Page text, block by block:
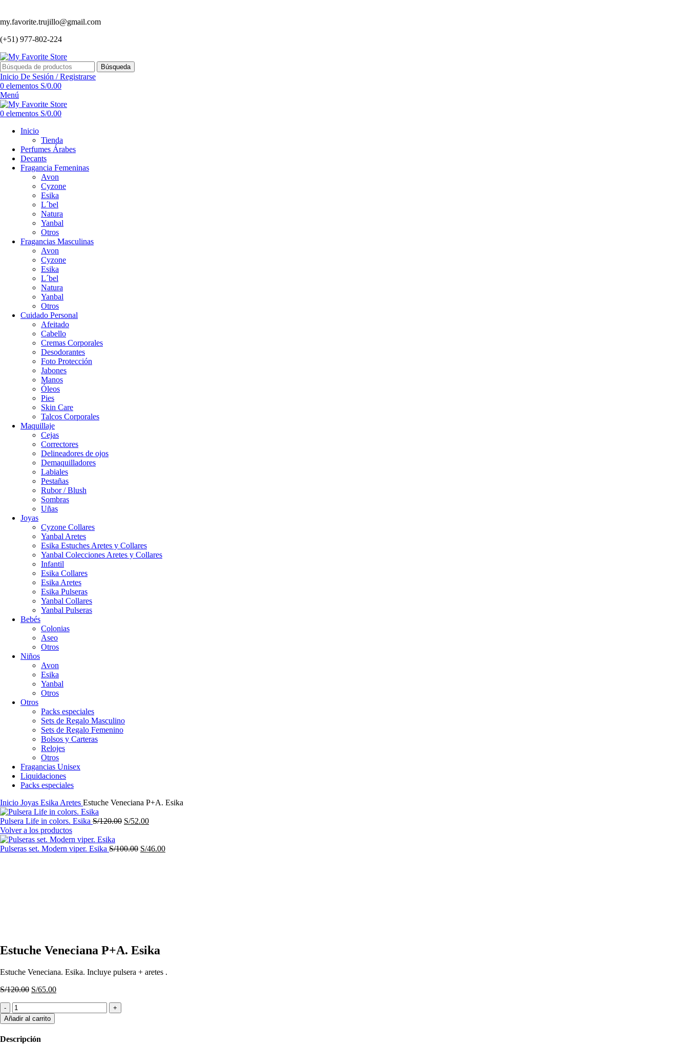
my.favorite.trujillo@gmail.com
(+51) 977-802-224
Búsqueda
Inicio De Sesión / Registrarse
0 elementos S/0.00
Menú
0 elementos S/0.00
Inicio
Tienda
Perfumes Árabes
Decants
Fragancia Femeninas
Avon
Cyzone
Esika
L´bel
Natura
Yanbal
Otros
Fragancias Masculinas
Avon
Cyzone
Esika
L´bel
Natura
Yanbal
Otros
Cuidado Personal
Afeitado
Cabello
Cremas Corporales
Desodorantes
Foto Protección
Jabones
Manos
Óleos
Pies
Skin Care
Talcos Corporales
Maquillaje
Cejas
Correctores
Delineadores de ojos
Demaquilladores
Labiales
Pestañas
Rubor / Blush
Sombras
Uñas
Joyas
Cyzone Collares
Yanbal Aretes
Esika Estuches Aretes y Collares
Yanbal Colecciones Aretes y Collares
Infantil
Esika Collares
Esika Aretes
Esika Pulseras
Yanbal Collares
Yanbal Pulseras
Bebés
Colonias
Aseo
Otros
Niños
Avon
Esika
Yanbal
Otros
Otros
Packs especiales
Sets de Regalo Masculino
Sets de Regalo Femenino
Bolsos y Carteras
Relojes
Otros
Fragancias Unisex
Liquidaciones
Packs especiales
Inicio Joyas Esika Aretes Estuche Veneciana P+A. Esika
Pulsera Life in colors. Esika S/120.00 El
era:
S/52.00El
es:
Volver a los productos
Pulseras set. Modern viper. Esika S/100.00 El
S/46.00El
Estuche Veneciana P+A. Esika
Estuche Veneciana. Esika. Incluye pulsera + aretes .
S/120.00 El
era:
S/120.00.
S/65.00El
Estuche
Veneciana
P+A.
Esika
cantidad
Añadir al carrito
Descripción